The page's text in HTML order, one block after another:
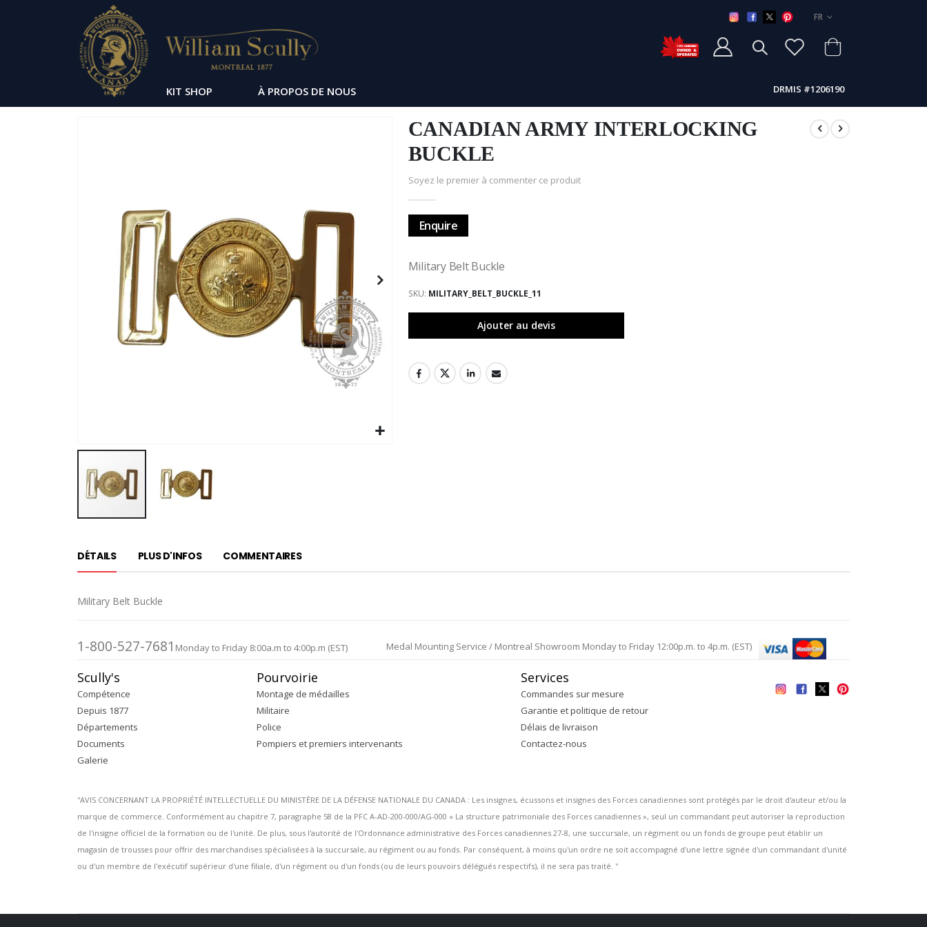
LANGUE
FR
KIT SHOP À PROPOS DE NOUS DRMIS #1206190
début
de
Galerie
CANADIAN ARMY INTERLOCKING
BUCKLE
Soyez le premier à commenter ce produit
Enquire
Military Belt Buckle
SKU MILITARY_BELT_BUCKLE_11
Ajouter au devis
DÉTAILS
Military Belt Buckle
PLUS D'INFOS COMMENTAIRES
1-800-527-7681 Monday to Friday 8:00a.m to 4:00p.m (EST) Medal Mounting Service / Montreal Showroom Monday to Friday 12:00p.m. to 4p.m. (EST)
Scully's
Compétence
Depuis 1877
Départements
Documents
Galerie
Pourvoirie
Montage de médailles
Militaire
Police
Pompiers et premiers intervenants
Services
Commandes sur mesure
Garantie et politique de retour
Délais de livraison
Contactez-nous
''AVIS CONCERNANT LA PROPRIÉTÉ INTELLECTUELLE DU MINISTÈRE DE LA DÉFENSE NATIONALE DU CANADA : Les insignes, écussons et insignes des Forces canadiennes sont protégés par le droit d'auteur et/ou la
marque de commerce. Conformément au chapitre 7, paragraphe 58 de la PFC A-AD-200-000/AG-000 « La structure patrimoniale des Forces canadiennes », seul un commandant peut autoriser la reproduction
de l'insigne officiel de la formation ou de l'unité. De plus, sous l'autorité de l'Ordonnance administrative des Forces canadiennes 27-8, une succursale, un régiment ou un fonds de groupe peut établir un
magasin de trousses pour offrir des marchandises spécialisées à la succursale, au régiment ou au fonds. Par conséquent, à moins qu'un ordre ne soit accompagné d'une lettre signée d'un commandant d'unité
ou d'un membre de l'exécutif supérieur d'une filiale, d'un régiment ou d'un fonds (ou de leurs pouvoirs délégués respectifs), il ne sera pas traité. ''